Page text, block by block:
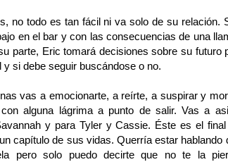
no todo es tan fácil ni va solo de su relación.
en el bar y con las consecuencias de una
parte, Eric tomará decisiones sobre su futuro
si debe seguir buscándose o no.
vas a emocionarte, a reírte, a suspirar y
alguna lágrima a punto de salir. Vas a
y para Tyler y Cassie. Éste es el
capítulo de sus vidas. Querría estar hablando
pero solo puedo decirte que no te la